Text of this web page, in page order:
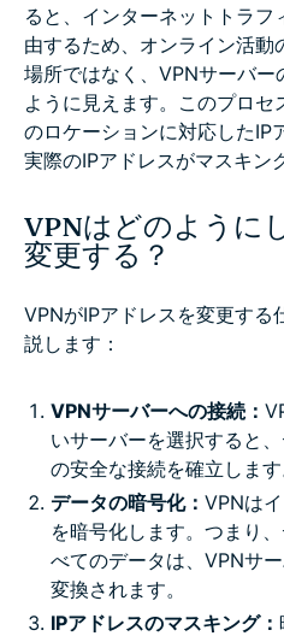
ると、インターネットトラ
由するため、オンライン活動
場所ではなく、VPNサーバ
ように見えます。このプロ
のロケーションに対応したIP
実際のIPアドレスがマスキン
VPNはどのように
変更する？
VPNがIPアドレスを変更する
説します：
VPNサーバーへの接続：
いサーバーを選択すると
の安全な接続を確立します
データの暗号化： VPNは
を暗号化します。つまり
べてのデータは、VPNサ
変換されます。
IPアドレスのマスキング：